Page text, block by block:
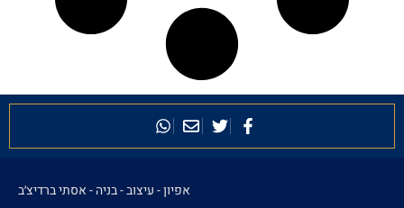
אפיון - עיצוב - בניה -אסתי ברדיצ׳ב